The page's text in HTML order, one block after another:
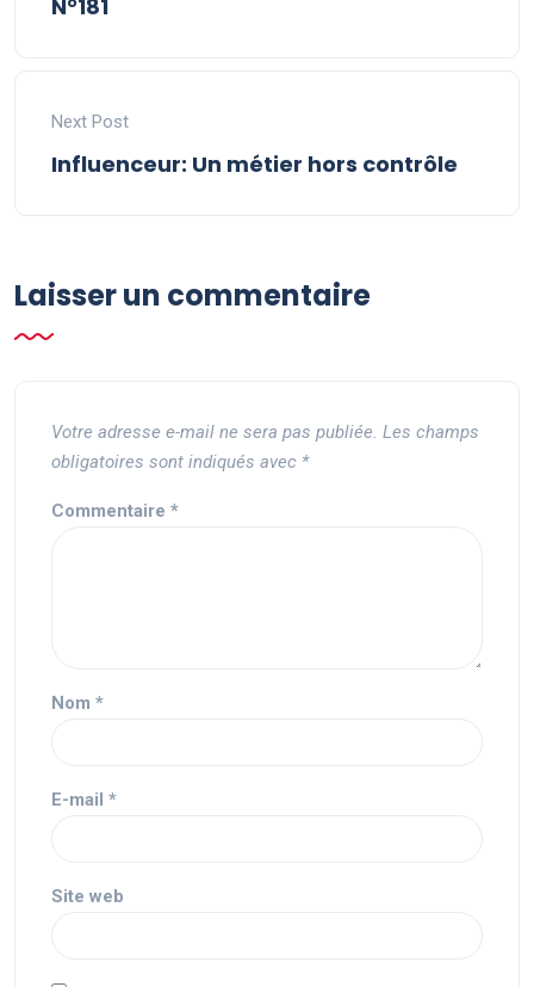
N°181
Next Post
Influenceur: Un métier hors contrôle
Laisser un commentaire
Votre adresse e-mail ne sera pas publiée. Les champs
obligatoires sont indiqués avec *
Commentaire *
Nom *
E-mail *
Site web